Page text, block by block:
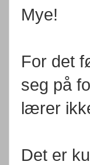
Mye!
For det
seg på
lærer
Det er